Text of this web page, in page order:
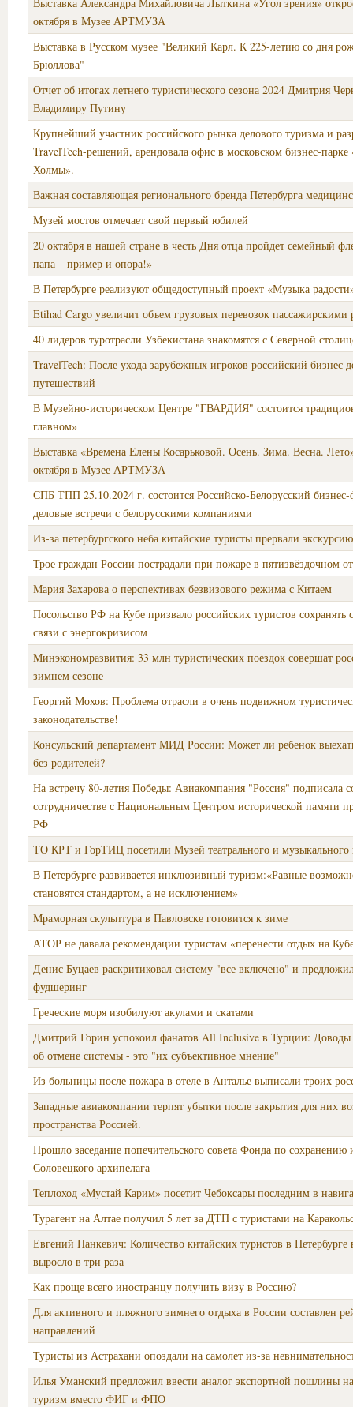
октября в Музее АРТМУЗА
Выставка в Русском музее "Великий Карл. К 225-летию со дня
Брюллова"
Отчет об итогах летнего туристического сезона 2024 Дмитрия
Владимиру Путину
Крупнейший участник российского рынка делового туризма и
TravelTech-решений, арендовала офис в московском бизнес-парке
Холмы».
Важная составляющая регионального бренда Петербурга
Музей мостов отмечает свой первый юбилей
20 октября в нашей стране в честь Дня отца пройдет семейный
папа – пример и опора!»
В Петербурге реализуют общедоступный проект «Музыка
Etihad Cargo увеличит объем грузовых перевозок пассажирскими
40 лидеров туротрасли Узбекистана знакомятся с Северной
TravelTech: После ухода зарубежных игроков российский бизнес
путешествий
В Музейно-историческом Центре "ГВАРДИЯ" состоится
главном»
Выставка «Времена Елены Косарьковой. Осень. Зима. Весна.
октября в Музее АРТМУЗА
СПБ ТПП 25.10.2024 г. состоится Российско-Белорусский
деловые встречи с белорусскими компаниями
Из-за петербургского неба китайские туристы прервали экскурсию
Трое граждан России пострадали при пожаре в пятизвëздочном
Мария Захарова о перспективах безвизового режима с Китаем
Посольство РФ на Кубе призвало российских туристов сохранять
связи с энергокризисом
Минэкономразвития: 33 млн туристических поездок совершат
зимнем сезоне
Георгий Мохов: Проблема отрасли в очень подвижном
законодательстве!
Консульский департамент МИД России: Может ли ребенок
без родителей?
На встречу 80-летия Победы: Авиакомпания "Россия" подписала
сотрудничестве с Национальным Центром исторической памяти
РФ
ТО КРТ и ГорТИЦ посетили Музей театрального и музыкального
В Петербурге развивается инклюзивный туризм:«Равные
становятся стандартом, а не исключением»
Мраморная скульптура в Павловске готовится к зиме
АТОР не давала рекомендации туристам «перенести отдых на
Денис Буцаев раскритиковал систему "все включено" и
фудшеринг
Греческие моря изобилуют акулами и скатами
Дмитрий Горин успокоил фанатов All Inclusive в Турции: Доводы
об отмене системы - это "их субъективное мнение"
Из больницы после пожара в отеле в Анталье выписали троих
Западные авиакомпании терпят убытки после закрытия для них
пространства Россией.
Прошло заседание попечительского совета Фонда по сохранению
Соловецкого архипелага
Теплоход «Мустай Карим» посетит Чебоксары последним в
Турагент на Алтае получил 5 лет за ДТП с туристами на
Евгений Панкевич: Количество китайских туристов в Петербурге
выросло в три раза
Как проще всего иностранцу получить визу в Россию?
Для активного и пляжного зимнего отдыха в России составлен
направлений
Туристы из Астрахани опоздали на самолет из-за
Илья Уманский предложил ввести аналог экспортной пошлины
туризм вместо ФИГ и ФПО